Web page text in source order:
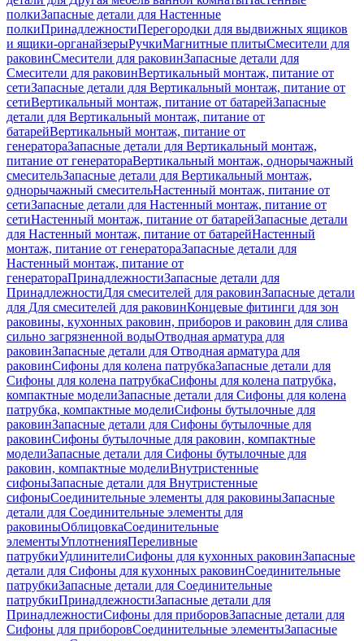
полкиЗапасные детали для Настенные
полкиПринадлежностиПерегородки для выдвижных ящиков
и ящики-органайзерыРучкиМагнитные плитыСмесители для
раковинСмесители для раковинЗапасные детали для
Смесители для раковинВертикальный монтаж, питание от
сетиЗапасные детали для Вертикальный монтаж, питание от
сетиВертикальный монтаж, питание от батарейЗапасные
детали для Вертикальный монтаж, питание от
батарейВертикальный монтаж, питание от
генератораЗапасные детали для Вертикальный монтаж,
питание от генератораВертикальный монтаж, однорычажный
смесительЗапасные детали для Вертикальный монтаж,
однорычажный смесительНастенный монтаж, питание от
сетиЗапасные детали для Настенный монтаж, питание от
сетиНастенный монтаж, питание от батарейЗапасные детали
для Настенный монтаж, питание от батарейНастенный
монтаж, питание от генератораЗапасные детали для
Настенный монтаж, питание от
генератораПринадлежностиЗапасные детали для
ПринадлежностиДля смесителей для раковинЗапасные детали
для Для смесителей для раковинКонцевые фитинги для зон
раковины, кухонных раковин, приборов и раковин для слива
сильно загрязненной водыОтводная арматура для
раковинЗапасные детали для Отводная арматура для
раковинСифоны для колена патрубкаЗапасные детали для
Сифоны для колена патрубкаСифоны для колена патрубка,
компактные моделиЗапасные детали для Сифоны для колена
патрубка, компактные моделиСифоны бутылочные для
раковинЗапасные детали для Сифоны бутылочные для
раковинСифоны бутылочные для раковин, компактные
моделиЗапасные детали для Сифоны бутылочные для
раковин, компактные моделиВнутристенные
сифоныЗапасные детали для Внутристенные
сифоныСоединительные элементы для раковиныЗапасные
детали для Соединительные элементы для
раковиныОблицовкаСоединительные
элементыУплотненияПереливные
патрубкиУдлинителиСифоны для кухонных раковинЗапасные
детали для Сифоны для кухонных раковинСоединительные
патрубкиЗапасные детали для Соединительные
патрубкиПринадлежностиЗапасные детали для
ПринадлежностиСифоны для приборовЗапасные детали для
Сифоны для приборовСоединительные элементыЗапасные